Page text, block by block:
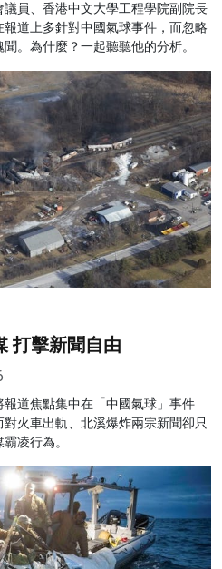
員、香港中文大學工程學院副院長
道上多針對中國氣球事件，而忽略
。為什麼？一起聽聽他的分析。
打擊新聞自由
道焦點集中在「中國氣球」事件
對火車出軌、北溪爆炸兩宗新聞卻只
凌行為。